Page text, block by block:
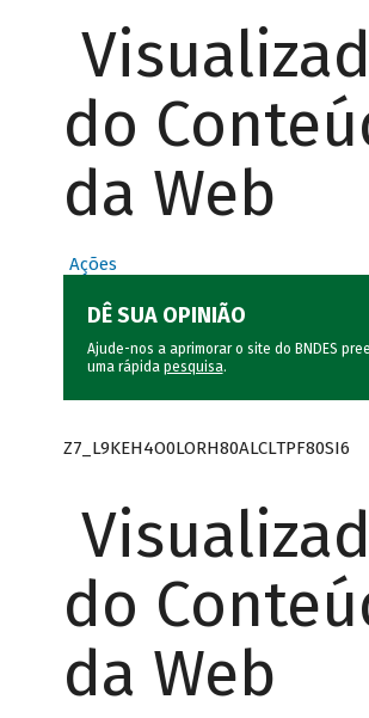
do
da Web
Ações
DÊ SUA OPINIÃO
Ajude-nos a aprimorar o site do BNDES
uma rápida pesquisa.
Z7_L9KEH4O0LORH80ALCLTPF80SI6
do
da Web